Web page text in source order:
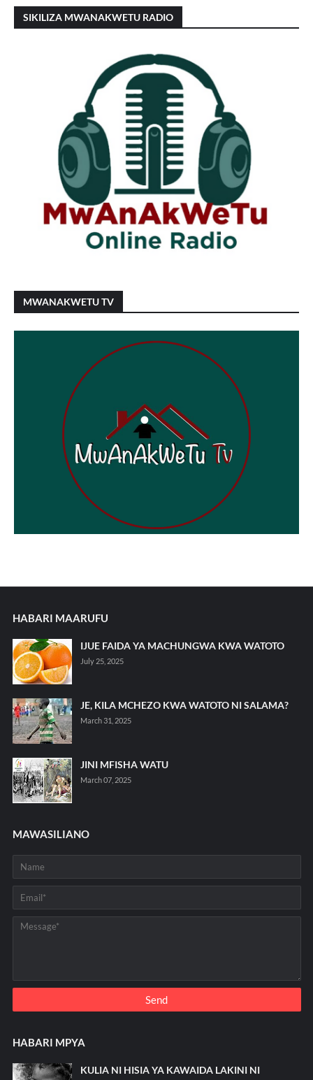
SIKILIZA MWANAKWETU RADIO
MWANAKWETU TV
HABARI MAARUFU
IJUE FAIDA YA MACHUNGWA KWA WATOTO
July 25, 2025
JE, KILA MCHEZO KWA WATOTO NI SALAMA?
March 31, 2025
JINI MFISHA WATU
March 07, 2025
MAWASILIANO
HABARI MPYA
KULIA NI HISIA YA KAWAIDA LAKINI NI